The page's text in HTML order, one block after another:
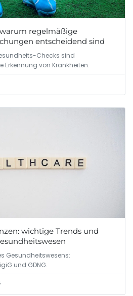
regelmäßige
entscheidend sind
Checks sind
Erkennung von Krankheiten.
wichtige Trends und
Gesundheitswesens:
und GDNG.